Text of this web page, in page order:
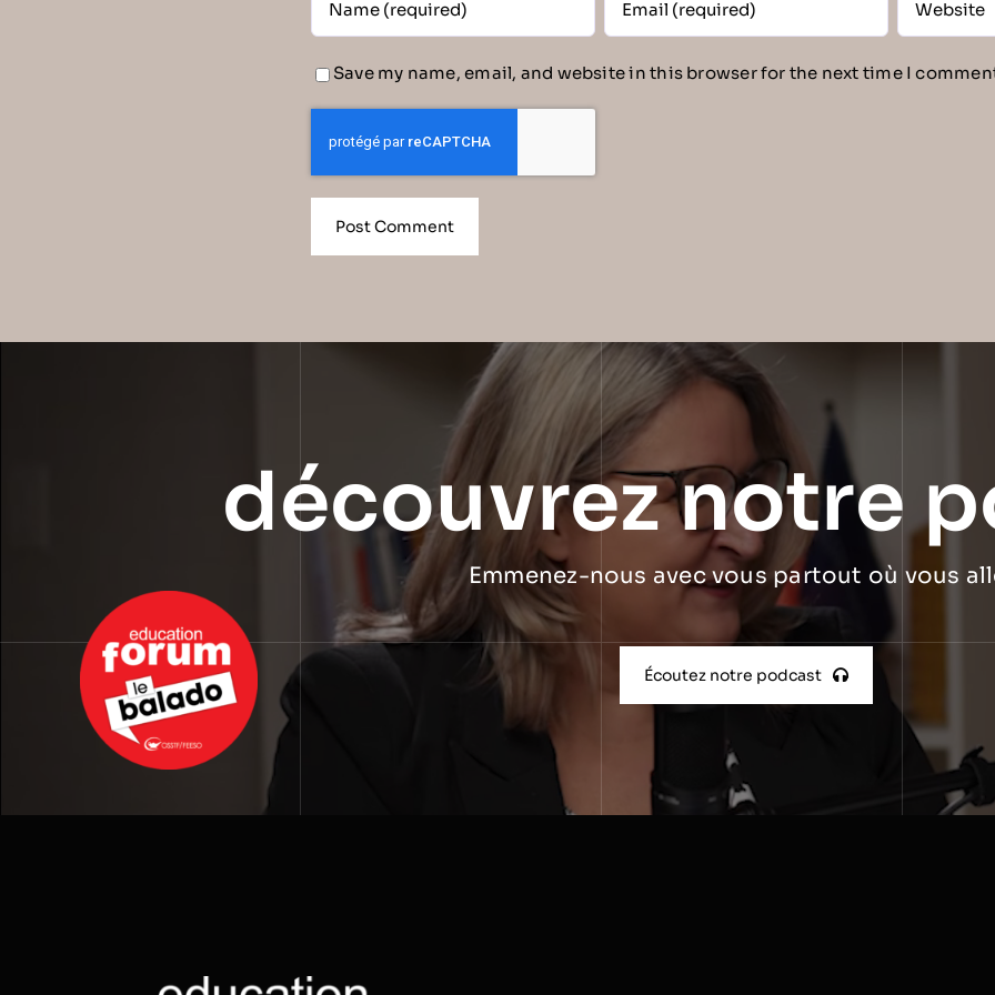
Save my name, email, and website in this browser for the next time I
découvrez notre
Emmenez-nous avec vous partout où vous
Écoutez notre podcast